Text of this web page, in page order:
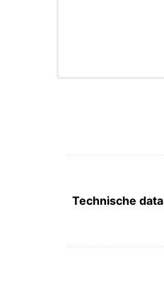
Technische data